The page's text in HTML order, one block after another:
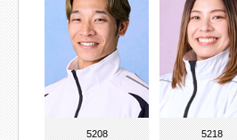
5208 5218